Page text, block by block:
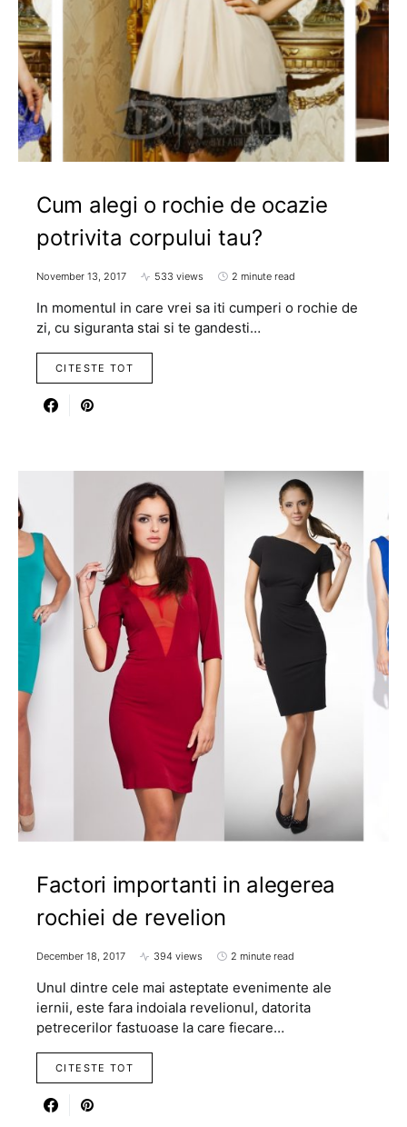
Cum alegi o rochie de ocazie
potrivita corpului tau?
November 13, 2017 533 views 2 minute read
In momentul in care vrei sa iti cumperi o rochie de
zi, cu siguranta stai si te gandesti…
CITESTE TOT
Factori importanti in alegerea
rochiei de revelion
December 18, 2017 394 views 2 minute read
Unul dintre cele mai asteptate evenimente ale
iernii, este fara indoiala revelionul, datorita
petrecerilor fastuoase la care fiecare…
CITESTE TOT